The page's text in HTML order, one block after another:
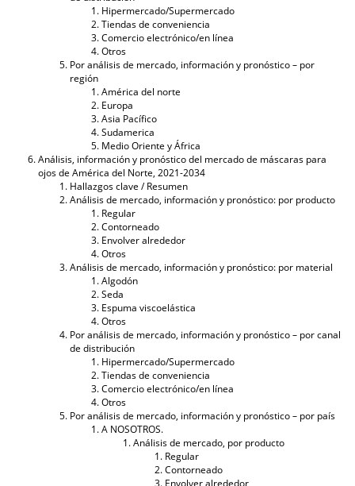
Hipermercado/Supermercado
Tiendas de conveniencia
Comercio electrónico/en línea
Otros
Por análisis de mercado, información y pronóstico – por
región
América del norte
Europa
Asia Pacífico
Sudamerica
Medio Oriente y África
Análisis, información y pronóstico del mercado de máscaras para
ojos de América del Norte, 2021-2034
Hallazgos clave / Resumen
Análisis de mercado, información y pronóstico: por producto
Regular
Contorneado
Envolver alrededor
Otros
Análisis de mercado, información y pronóstico: por material
Algodón
Seda
Espuma viscoelástica
Otros
Por análisis de mercado, información y pronóstico – por canal
de distribución
Hipermercado/Supermercado
Tiendas de conveniencia
Comercio electrónico/en línea
Otros
Por análisis de mercado, información y pronóstico – por país
A NOSOTROS.
Análisis de mercado, por producto
Regular
Contorneado
Envolver alrededor